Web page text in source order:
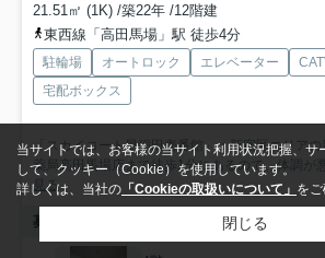
21.51㎡ (1K) /築22年 /12階建
東西線「高田馬場」駅 徒歩4分
駐輪場 オートロック エレベーター
宅配ボックス
「スカイコート早稲田壱番館」：新宿区エリアの
薬局高田馬場店まで徒歩1分にあるので、体調が
見る
募集中の部屋
当サイトでは、お客様の当サイト利用状況把握、サ
して、クッキー（Cookie）を使用しています。
詳しくは、当社の 「Cookieの取扱いについて」 をご
閉じる